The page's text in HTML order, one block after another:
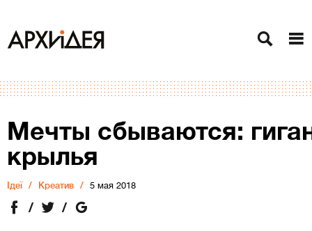
Мечты сбываются:
крылья
Ідеї Креатив 5 мая 2018